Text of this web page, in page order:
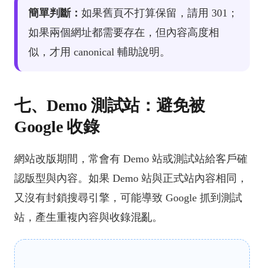
簡單判斷： 如果舊頁不打算保留，請用 301；
如果兩個網址都需要存在，但內容高度相
似，才用 canonical 輔助說明。
七、Demo 測試站：避免被
Google 收錄
網站改版期間，常會有 Demo 站或測試站給客戶確
認版型與內容。如果 Demo 站與正式站內容相同，
又沒有封鎖搜尋引擎，可能導致 Google 抓到測試
站，產生重複內容與收錄混亂。